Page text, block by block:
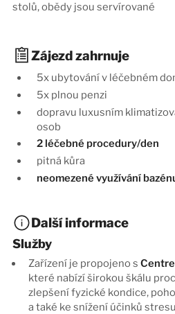
stolů, obědy jsou servírované
Zájezd zahrnuje
5x ubytování v léčebném
5x plnou penzi
dopravu luxusním
osob
2 léčebné procedury/den
pitná kůra
neomezené využívání
Další informace
Služby
Zařízení je propojeno s
které nabízí širokou škálu
zlepšení fyzické kondice,
a také ke snížení účinků